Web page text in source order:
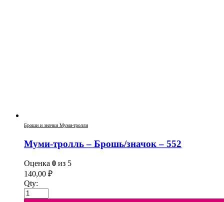
Броши и значки Муми-тролли
Муми-тролль – Брошь/значок – 552
Оценка 0 из 5
140,00 ₽
Qty: